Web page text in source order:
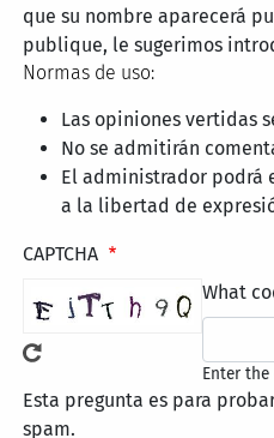
que su nombre aparecerá
publique, le sugerimos
Normas de uso:
Las opiniones vertidas
No se admitirán
El administrador podrá
a la libertad de
CAPTCHA
What
Enter
Esta pregunta es para
spam.